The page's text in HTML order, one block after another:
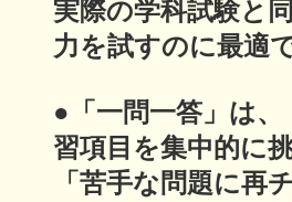
実際の学科試験と
力を試すのに最適
●「一問一答」は
習項目を集中的に
「苦手な問題に再